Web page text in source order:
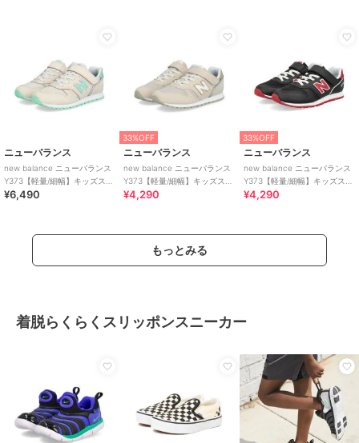
ニューバランス
new balance ニューバランス
Y373【軽量/細幅】キッズスニ
ーカー 子供靴
¥6,490
33%OFF
ニューバランス
new balance ニューバランス
Y373【軽量/細幅】キッズスニ
ーカー 子供靴
¥4,290
33%OFF
ニューバランス
new balance ニューバランス
Y373【軽量/細幅】キッズスニ
ーカー 子供靴
¥4,290
もっとみる
着脱らくらくスリッポンスニーカー